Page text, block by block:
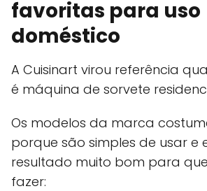
favoritas para uso
doméstico
A Cuisinart virou referência
é máquina de sorvete
Os modelos da marca
porque são simples de usar e
resultado muito bom para
fazer: